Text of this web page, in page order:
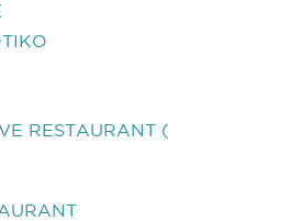
RESTAURANT (